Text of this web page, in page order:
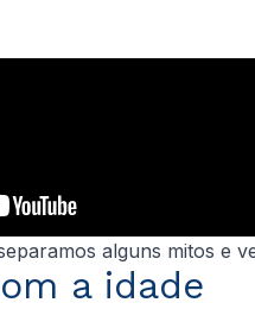
alguns mitos e
a idade